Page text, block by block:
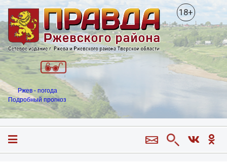
18+
Ржев - погода
Подробный прогноз